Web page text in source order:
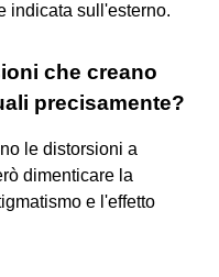
indicata sull'esterno.
che creano
precisamente?
le distorsioni a
dimenticare la
e l'effetto